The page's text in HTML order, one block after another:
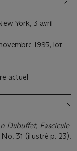
York, 3 avril
1995, lot
actuel
Dubuffet, Fascicule
31 (illustré p. 23).